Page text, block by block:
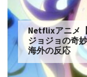
Netflixアニメ
ジョジョの奇
海外の反応